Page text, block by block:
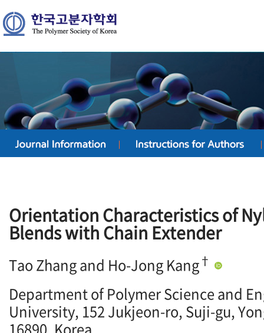
Orientation Characteristics of
Blends with Chain Extender
Tao Zhang and Ho-Jong Kang†
Department of Polymer Science and
University, 152 Jukjeon-ro, Suji-gu,
16890, Korea